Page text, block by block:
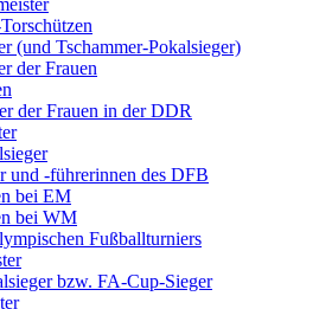
(und Tschammer-Pokalsieger)
der Frauen
der Frauen in der DDR
und -führerinnen des DFB
bei EM
bei WM
Fußballturniers
bzw. FA-Cup-Sieger